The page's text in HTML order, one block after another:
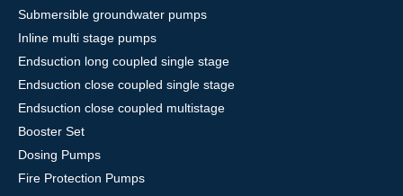
Submersible groundwater pumps
Inline multi stage pumps
Endsuction long coupled single stage
Endsuction close coupled single stage
Endsuction close coupled multistage
Booster Set
Dosing Pumps
Fire Protection Pumps